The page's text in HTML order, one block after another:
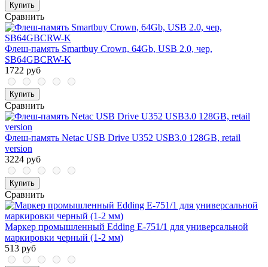
Купить
Сравнить
Флеш-память Smartbuy Crown, 64Gb, USB 2.0, чер,
SB64GBCRW-K
1722 руб
Купить
Сравнить
Флеш-память Netac USB Drive U352 USB3.0 128GB, retail
version
3224 руб
Купить
Сравнить
Маркер промышленный Edding E-751/1 для универсальной
маркировки черный (1-2 мм)
513 руб